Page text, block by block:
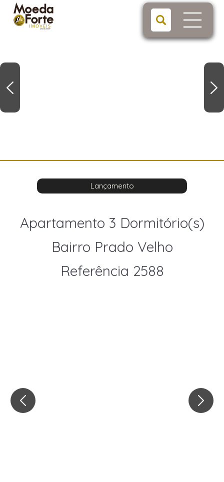
Lançamento
Apartamento 3 Dormitório(s)
Bairro Prado Velho
Referência 2588